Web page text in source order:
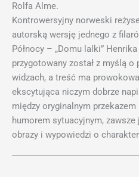
Rolfa Alme.
Kontrowersyjny norweski
autorską wersję jednego z
Północy – „Domu lalki”
przygotowany został z myślą
widzach, a treść ma
ekscytująca niczym dobrze
między oryginalnym
humorem sytuacyjnym,
obrazy i wypowiedzi o